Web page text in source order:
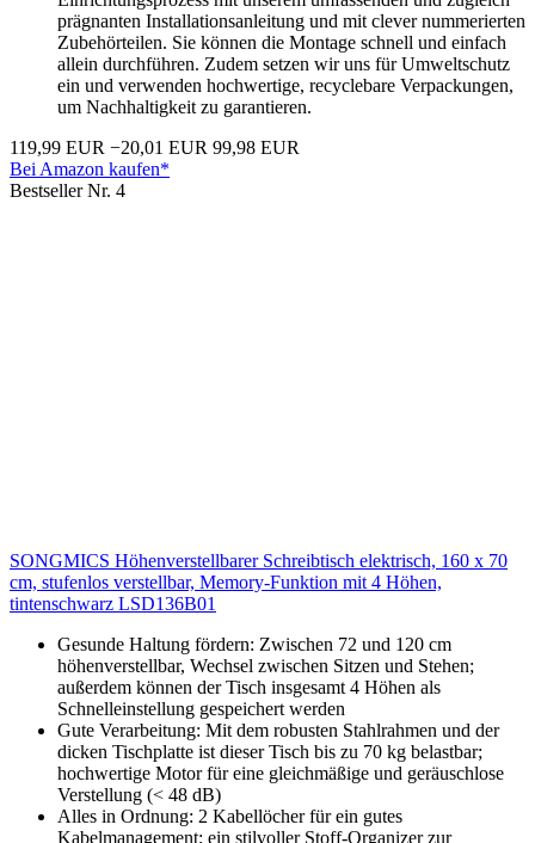
prägnanten Installationsanleitung und mit clever nummerierten
Zubehörteilen. Sie können die Montage schnell und einfach
allein durchführen. Zudem setzen wir uns für Umweltschutz
ein und verwenden hochwertige, recyclebare Verpackungen,
um Nachhaltigkeit zu garantieren.
119,99 EUR −20,01 EUR 99,98 EUR
Bei Amazon kaufen*
Bestseller Nr. 4
SONGMICS Höhenverstellbarer Schreibtisch elektrisch, 160 x 70
cm, stufenlos verstellbar, Memory-Funktion mit 4 Höhen,
tintenschwarz LSD136B01
Gesunde Haltung fördern: Zwischen 72 und 120 cm
höhenverstellbar, Wechsel zwischen Sitzen und Stehen;
außerdem können der Tisch insgesamt 4 Höhen als
Schnelleinstellung gespeichert werden
Gute Verarbeitung: Mit dem robusten Stahlrahmen und der
dicken Tischplatte ist dieser Tisch bis zu 70 kg belastbar;
hochwertige Motor für eine gleichmäßige und geräuschlose
Verstellung (< 48 dB)
Alles in Ordnung: 2 Kabellöcher für ein gutes
Kabelmanagement; ein stilvoller Stoff-Organizer zur